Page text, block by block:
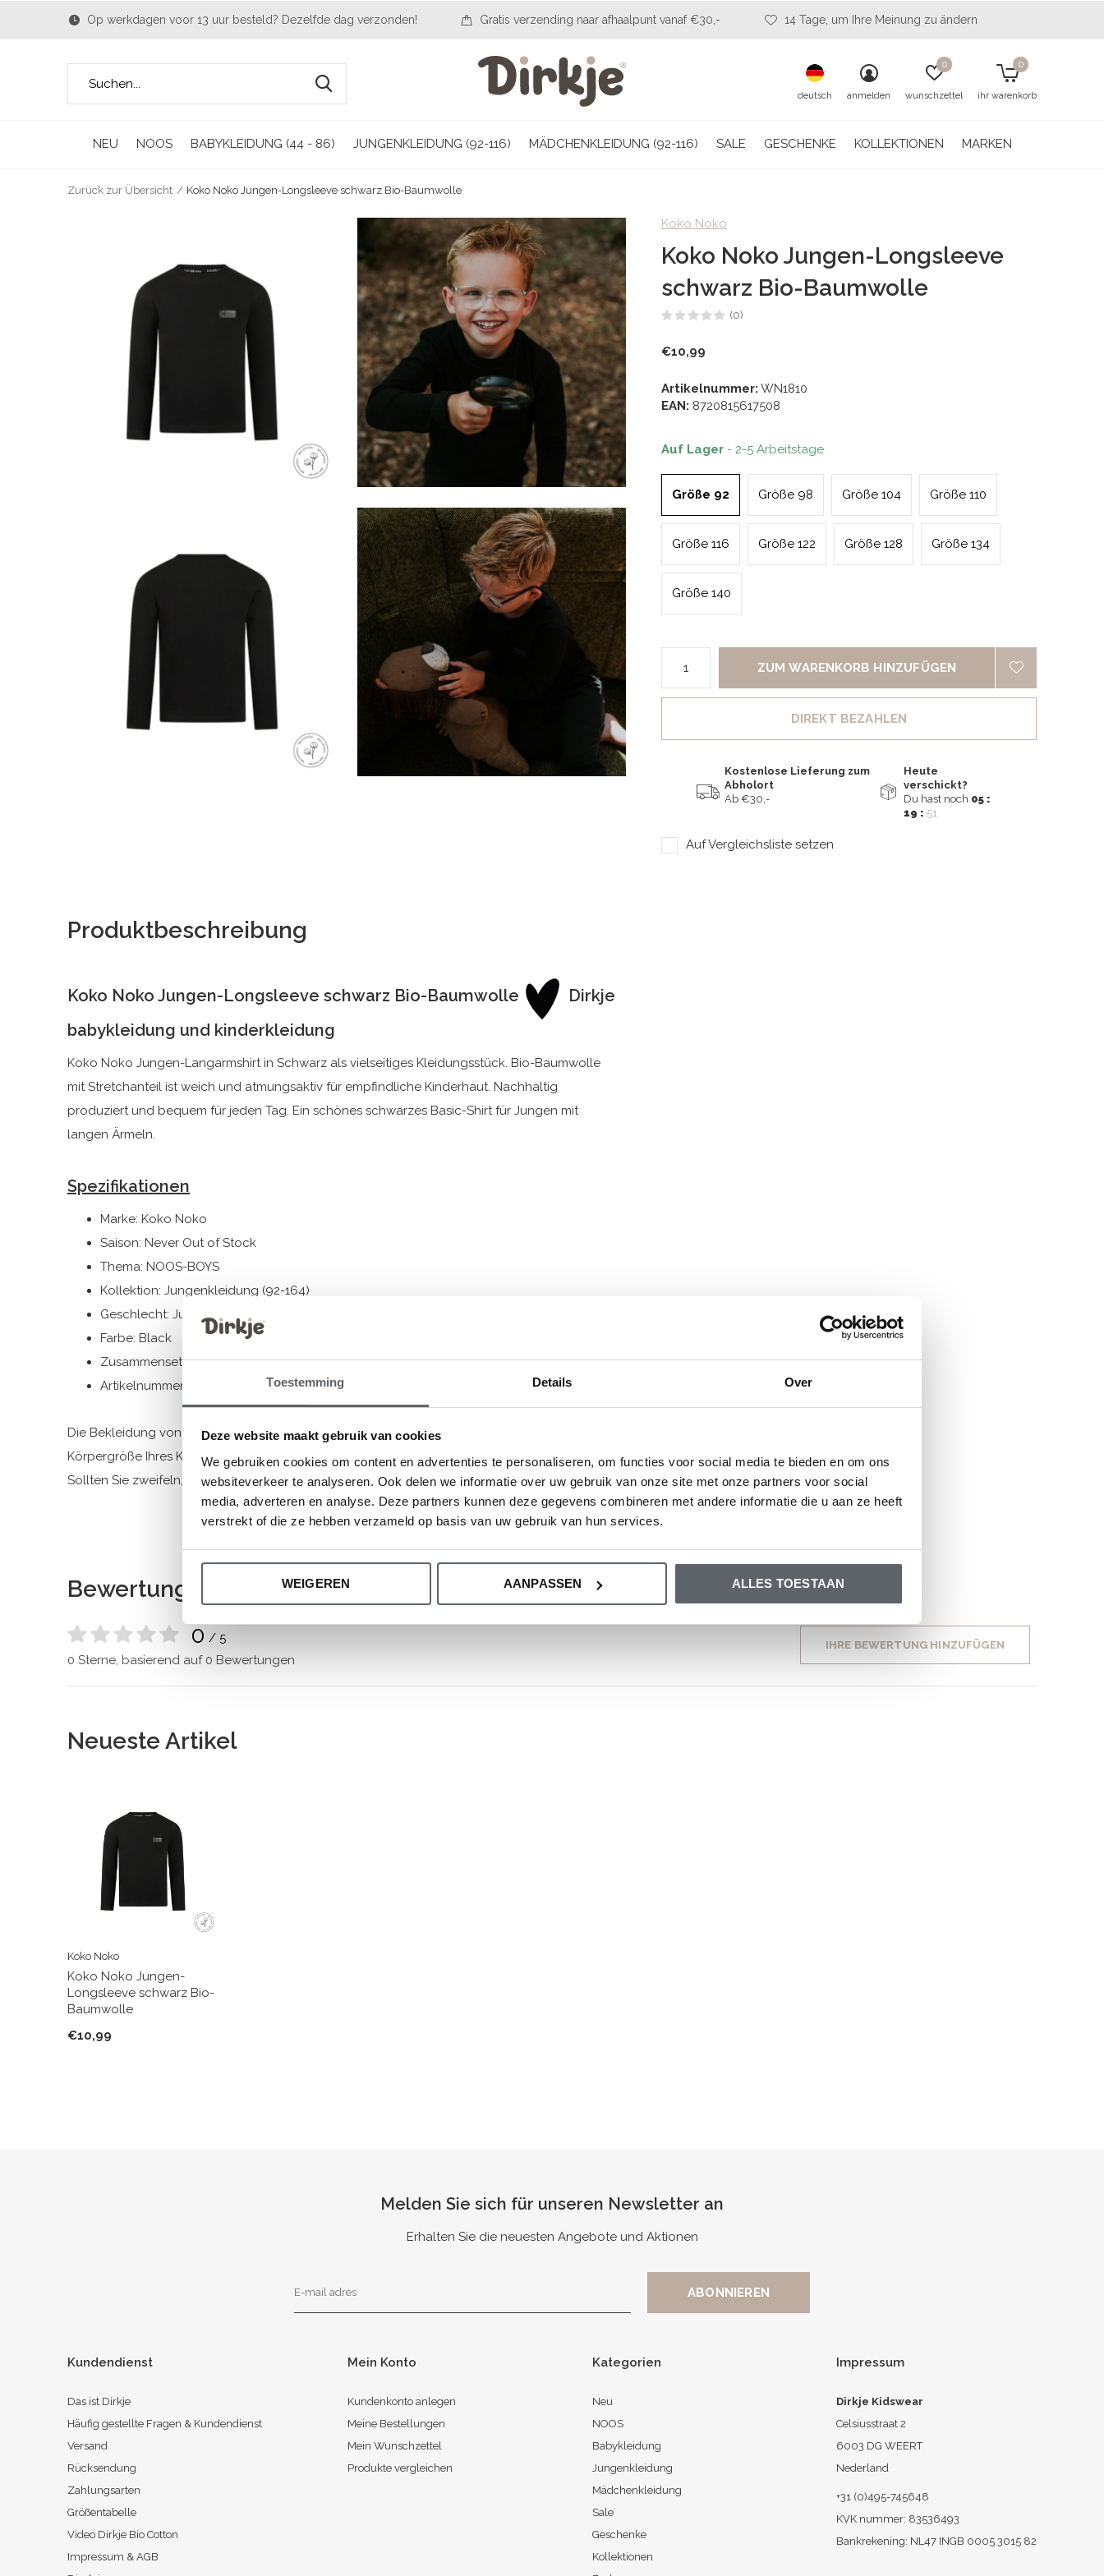
Toestemming Details Over
Deze website maakt gebruik van cookies
We gebruiken cookies om content en advertenties te personaliseren, om functies voor social media te bieden en om ons
websiteverkeer te analyseren. Ook delen we informatie over uw gebruik van onze site met onze partners voor social
media, adverteren en analyse. Deze partners kunnen deze gegevens combineren met andere informatie die u aan ze heeft
verstrekt of die ze hebben verzameld op basis van uw gebruik van hun services.
WEIGEREN AANPASSEN ALLES TOESTAAN
NEU NOOS BABYKLEIDUNG (44 - 86) JUNGENKLEIDUNG (92-116) MÄDCHENKLEIDUNG (92-116) SALE GESCHENKE KOLLEKTIONEN MARKEN
deutsch anmelden wunschzettel
0
ihr warenkorb
0
Op werkdagen voor 13 uur besteld? Dezelfde dag verzonden! Gratis verzending naar afhaalpunt vanaf €30,- 14 Tage, um Ihre Meinung zu ändern
Zurück zur Übersicht Koko Noko Jungen-Longsleeve schwarz Bio-Baumwolle
Koko Noko
Koko Noko Jungen-Longsleeve
schwarz Bio-Baumwolle
(0)
€10,99
Artikelnummer: WN1810
EAN: 8720815617508
Auf Lager - 2-5 Arbeitstage
Größe 92 Größe 98 Größe 104 Größe 110
Größe 116 Größe 122 Größe 128 Größe 134
Größe 140
ZUM WARENKORB HINZUFÜGEN
DIREKT BEZAHLEN
Kostenlose Lieferung zum
Abholort
Ab €30,-
Heute
verschickt?
Du hast noch 05 :
19 : 50
Auf Vergleichsliste setzen
Produktbeschreibung
Koko Noko Jungen-Longsleeve schwarz Bio-Baumwolle
Dirkje
babykleidung und kinderkleidung
Koko Noko Jungen-Langarmshirt in Schwarz als vielseitiges Kleidungsstück. Bio-Baumwolle
mit Stretchanteil ist weich und atmungsaktiv für empfindliche Kinderhaut. Nachhaltig
produziert und bequem für jeden Tag. Ein schönes schwarzes Basic-Shirt für Jungen mit
langen Ärmeln.
Spezifikationen
Marke: Koko Noko
Saison: Never Out of Stock
Thema: NOOS-BOYS
Kollektion: Jungenkleidung (92-164)
Geschlecht: Jungen
Farbe: Black
Zusammensetzung: 95% Organic Cotton/ 5% Elastane
Artikelnummer: WN1810
Die Bekleidung von Dirkje fällt größengerecht aus. Wir empfehlen, die Größe auf der Basis der
Körpergröße Ihres Kindes auszuwählen.
Sollten Sie zweifeln, klicken Siehierfür unsere Größentabelle.
Bewertungen
0 / 5
0 Sterne, basierend auf 0 Bewertungen
IHRE BEWERTUNG HINZUFÜGEN
Neueste Artikel
Koko Noko
Koko Noko Jungen-
Longsleeve schwarz Bio-
Baumwolle
€10,99
Melden Sie sich für unseren Newsletter an
Erhalten Sie die neuesten Angebote und Aktionen
Kundendienst
Das ist Dirkje
Häufig gestellte Fragen & Kundendienst
Versand
Rücksendung
Zahlungsarten
Größentabelle
Video Dirkje Bio Cotton
Impressum & AGB
Mein Konto
Kundenkonto anlegen
Meine Bestellungen
Mein Wunschzettel
Produkte vergleichen
Kategorien
Neu
NOOS
Babykleidung
Jungenkleidung
Mädchenkleidung
Sale
Geschenke
Kollektionen
Impressum
Dirkje Kidswear
Celsiusstraat 2
6003 DG WEERT
Nederland
+31 (0)495-745648
KVK nummer: 83536493
Bankrekening: NL47 INGB 0005 3015 82